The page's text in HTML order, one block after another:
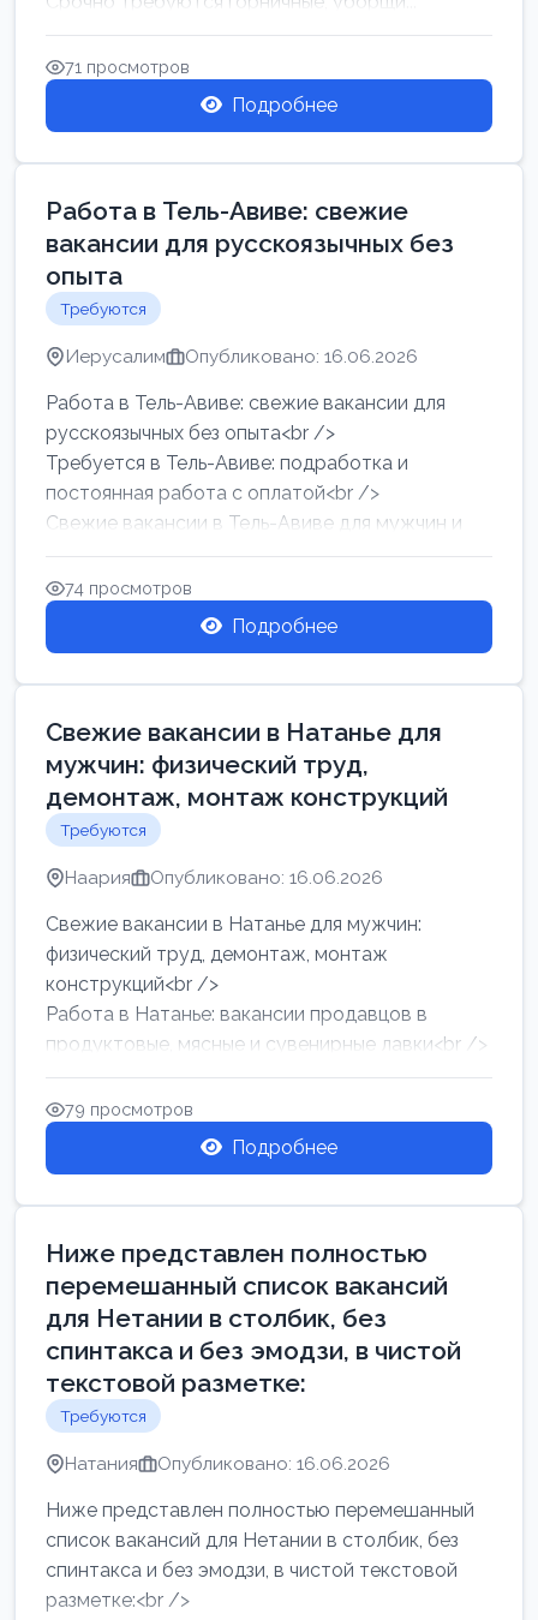
71 просмотров
Подробнее
Работа в Тель-Авиве: свежие
вакансии для русскоязычных без
опыта
Требуются
Иерусалим Опубликовано: 16.06.2026
Работа в Тель-Авиве: свежие вакансии для
русскоязычных без опыта<br />
Требуется в Тель-Авиве: подработка и
постоянная работа с оплатой<br />
Свежие вакансии в Тель-Авиве для мужчин и
женщин от хозя...
74 просмотров
Подробнее
Свежие вакансии в Натанье для
мужчин: физический труд,
демонтаж, монтаж конструкций
Требуются
Наария Опубликовано: 16.06.2026
Свежие вакансии в Натанье для мужчин:
физический труд, демонтаж, монтаж
конструкций<br />
Работа в Натанье: вакансии продавцов в
продуктовые, мясные и сувенирные лавки<br />
Разнорабочий на сборку м...
79 просмотров
Подробнее
Ниже представлен полностью
перемешанный список вакансий
для Нетании в столбик, без
спинтакса и без эмодзи, в чистой
текстовой разметке:
Требуются
Натания Опубликовано: 16.06.2026
Ниже представлен полностью перемешанный
список вакансий для Нетании в столбик, без
спинтакса и без эмодзи, в чистой текстовой
разметке:<br />